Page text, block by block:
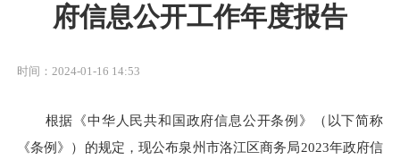
府信息公开工作年度报告
时间：2024-01-16 14:53
根据《中华人民共和国政府信息公开条例》（以下简称
《条例》）的规定，现公布泉州市洛江区商务局2023年政府信